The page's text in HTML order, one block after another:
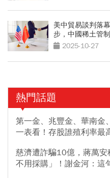
美中貿易談判落
步，中國稀土管
2025-10-27
熱門話題
第一金、兆豐金、華南
一表看！存股誰殖利率最
慈濟遭詐騙10億，蔣萬
不用採購」！謝金河：這